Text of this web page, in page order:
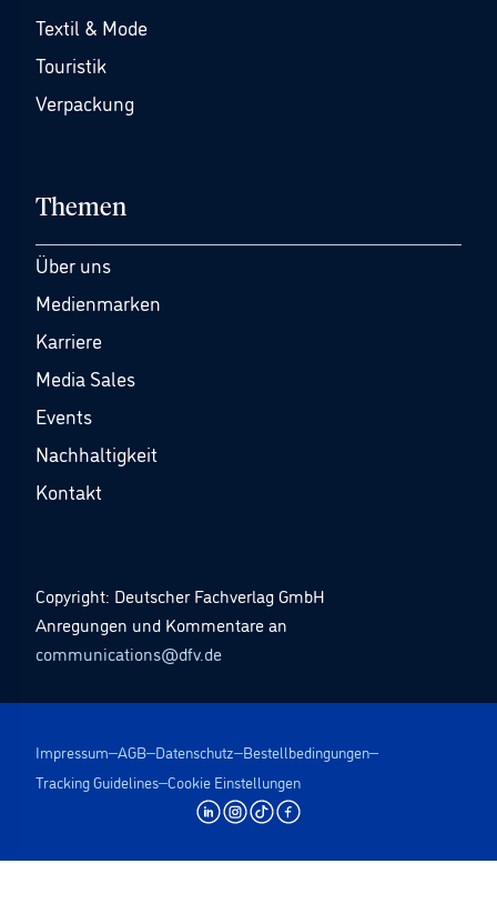
Textil & Mode
Touristik
Verpackung
Themen
Über uns
Medienmarken
Karriere
Media Sales
Events
Nachhaltigkeit
Kontakt
Copyright: Deutscher Fachverlag GmbH
Anregungen und Kommentare an
communications@dfv.de
Impressum AGB Datenschutz Bestellbedingungen
Tracking Guidelines Cookie Einstellungen